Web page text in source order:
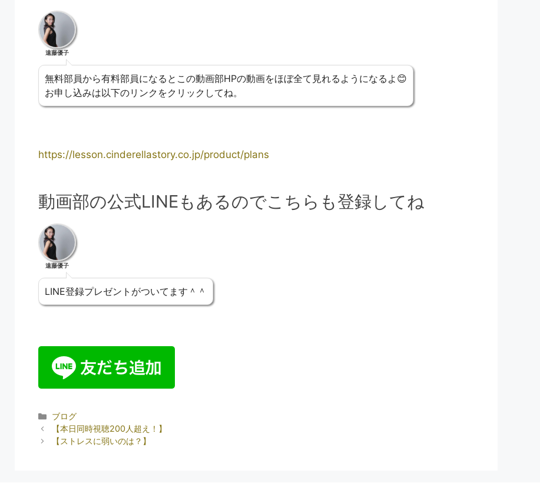
遠藤優子
無料部員から有料部員になるとこの動画部HPの動画をほぼ全て見れるようになるよ😊
お申し込みは以下のリンクをクリックしてね。
https://lesson.cinderellastory.co.jp/product/plans
動画部の公式LINEもあるのでこちらも登録してね
遠藤優子
LINE登録プレゼントがついてます＾＾
ブログ
【本日同時視聴200人超え！】
【ストレスに弱いのは？】